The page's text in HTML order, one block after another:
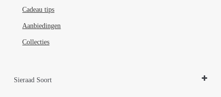
Cadeau tips
Aanbiedingen
Collecties
Sieraad Soort